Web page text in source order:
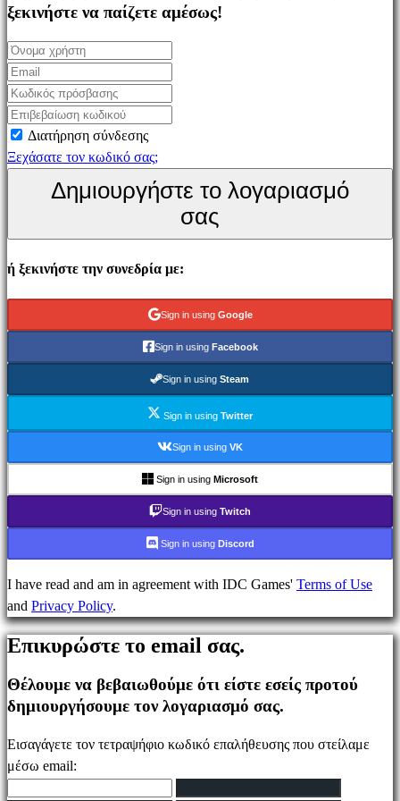
Simulation
Puzzle
Fighting
games
Παρουσιάσεις
Κοινότητα
Εκδηλώσεις
εντός
Μέσα
IDC
Gifts
Λογαριασμός
Εγγραφείτε
Σύνδεση
τον
κωδικό
σας;
ξεκινήστε να παίζετε αμέσως!
Διατήρηση σύνδεσης
Ξεχάσατε τον κωδικό σας;
Δημιουργήστε το λογαριασμό
σας
ή ξεκινήστε την συνεδρία με:
Sign in using Google
Sign in using Facebook
Sign in using Steam
Sign in using Twitter
Sign in using VK
Sign in using Microsoft
Sign in using Twitch
Sign in using Discord
I have read and am in agreement with IDC Games' Terms of Use
and Privacy Policy.
Επικυρώστε το email σας.
Θέλουμε να βεβαιωθούμε ότι είστε εσείς προτού
δημιουργήσουμε τον λογαριασμό σας.
Εισαγάγετε τον τετραψήφιο κωδικό επαλήθευσης που στείλαμε
μέσω email: